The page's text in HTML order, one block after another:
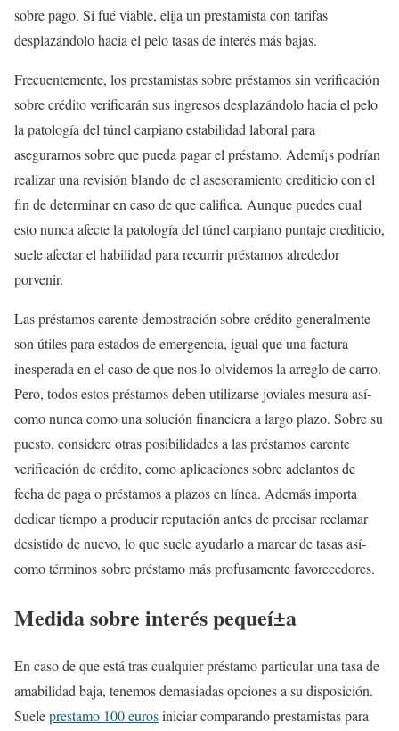
sobre pago. Si fué viable, elija un prestamista con tarifas
desplazándolo hacia el pelo tasas de interés más bajas.
Frecuentemente, los prestamistas sobre préstamos sin verificación
sobre crédito verificarán sus ingresos desplazándolo hacia el pelo
la patologí­a del túnel carpiano estabilidad laboral para
asegurarnos sobre que pueda pagar el préstamo. Ademí¡s podrían
realizar una revisión blando de el asesoramiento crediticio con el
fin de determinar en caso de que califica. Aunque puedes cual
esto nunca afecte la patologí­a del túnel carpiano puntaje crediticio,
suele afectar el habilidad para recurrir préstamos alrededor
porvenir.
Las préstamos carente demostración sobre crédito generalmente
son útiles para estados de emergencia, igual que una factura
inesperada en el caso de que nos lo olvidemos la arreglo de carro.
Pero, todos estos préstamos deben utilizarse joviales mesura así­
como nunca como una solución financiera a largo plazo. Sobre su
puesto, considere otras posibilidades a las préstamos carente
verificación de crédito, como aplicaciones sobre adelantos de
fecha de paga o préstamos a plazos en línea. Además importa
dedicar tiempo a producir reputación antes de precisar reclamar
desistido de nuevo, lo que suele ayudarlo a marcar de tasas así­
como términos sobre préstamo más profusamente favorecedores.
Medida sobre interés pequeí±a
En caso de que está tras cualquier préstamo particular una tasa de
amabilidad baja, tenemos demasiadas opciones a su disposición.
Sueleprestamo 100 eurosiniciar comparando prestamistas para